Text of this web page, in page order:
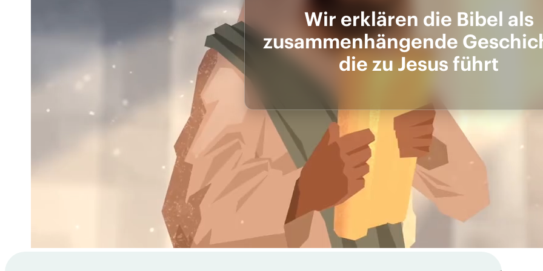
Wir erklären die Bibel als
zusammen­hängende
die zu Jesus führt